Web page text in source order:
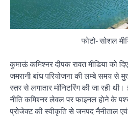
फोटो- सोशल
कुमाऊं कमिश्नर दीपक रावत मीडिया को
जमरानी बांध परियोजना की लम्बे समय से
स्तर से लगातार मॉनिटरिंग की जा रही
नीति कमिश्नर लेवल पर फाइनल होने के
प्रोजेक्ट की स्वीकृति से जनपद नैनीताल